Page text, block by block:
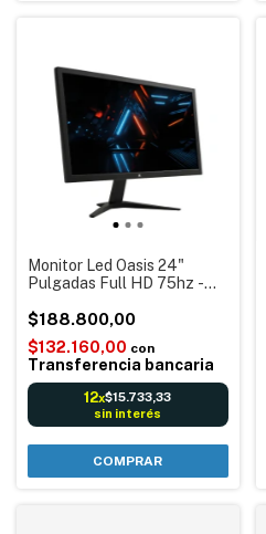
Monitor Led Oasis 24"
Pulgadas Full HD 75hz -
Resolucion - Ideal Oficinas
Comercios Estudiantes
$188.800,00
$132.160,00 con
Transferencia bancaria
12x$15.733,33
sin interés